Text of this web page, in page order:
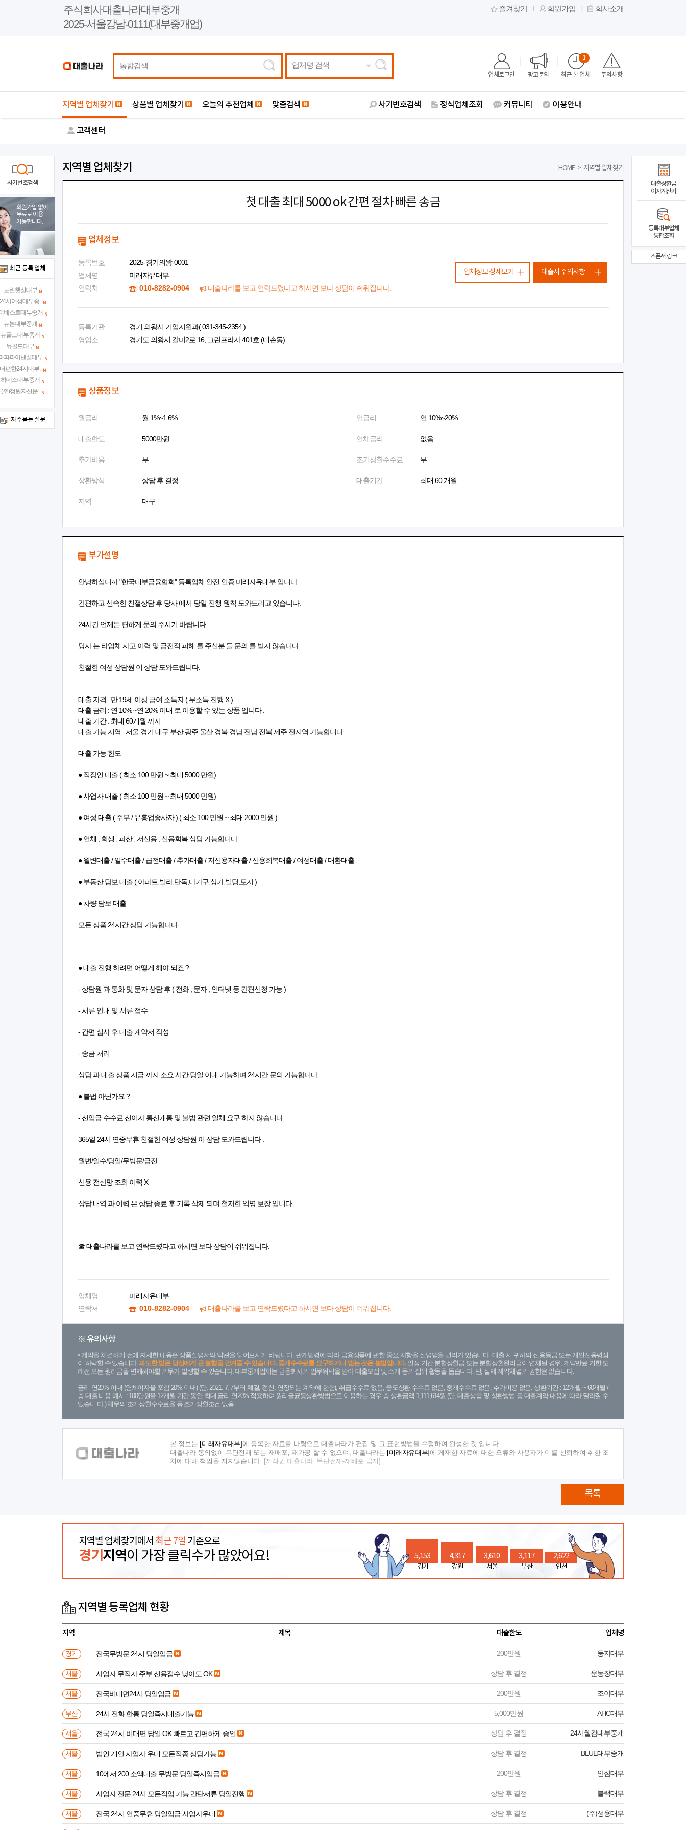
주식회사대출나라대부중개
2025-서울강남-0111(대부중개업)
즐겨찾기 회원가입 회사소개
업체명 검색
업체로그인 광고문의 최근 본 업체
1
주의사항
지역별 업체찾기 상품별 업체찾기 오늘의 추천업체 맞춤검색 사기번호검색 정식업체조회 커뮤니티 이용안내
고객센터
지역별 업체찾기 HOME > 지역별 업체찾기
첫 대출 최대 5000 ok 간편 절차 빠른 송금
업체정보
등록번호
2025-경기의왕-0001
업체명
미래자유대부
연락처
010-8282-0904 대출나라를 보고 연락드렸다고 하시면 보다 상담이 쉬워집니다.
등록기관
경기 의왕시 기업지원과( 031-345-2354 )
영업소
경기도 의왕시 갈미2로 16, 그린프라자 401호 (내손동)
업체정보 상세보기 대출시 주의사항
상품정보
월금리 월 1%~1.6% 연금리 연 10%~20%
대출한도 5000만원 연체금리 없음
추가비용 무 조기상환수수료 무
상환방식 상담 후 결정 대출기간 최대 60 개월
지역 대구
부가설명
안녕하십니까 "한국대부금융협회" 등록업체 안전 인증 미래자유대부 입니다.
간편하고 신속한 친절상담 후 당사 에서 당일 진행 원칙 도와드리고 있습니다.
24시간 언제든 편하게 문의 주시기 바랍니다.
당사 는 타업체 사고 이력 및 금전적 피해 를 주신분 들 문의 를 받지 않습니다.
친절한 여성 상담원 이 상담 도와드립니다.
대출 자격 : 만 19세 이상 급여 소득자 ( 무소득 진행 X )
대출 금리 : 연 10% ~연 20% 이내 로 이용할 수 있는 상품 입니다 .
대출 기간 : 최대 60개월 까지
대출 가능 지역 : 서울 경기 대구 부산 광주 울산 경북 경남 전남 전북 제주 전지역 가능합니다 .
대출 가능 한도
● 직장인 대출 ( 최소 100 만원 ~ 최대 5000 만원)
● 사업자 대출 ( 최소 100 만원 ~ 최대 5000 만원)
● 여성 대출 ( 주부 / 유흥업종사자 ) ( 최소 100 만원 ~ 최대 2000 만원 )
● 연체 , 회생 , 파산 , 저신용 , 신용회복 상담 가능합니다 .
● 월변대출 / 일수대출 / 급전대출 / 추가대출 / 저신용자대출 / 신용회복대출 / 여성대출 / 대환대출
● 부동산 담보 대출 ( 아파트,빌라,단독,다가구,상가,빌딩,토지 )
● 차량 담보 대출
모든 상품 24시간 상담 가능합니다
● 대출 진행 하려면 어떻게 해야 되죠 ?
- 상담원 과 통화 및 문자 상담 후 ( 전화 , 문자 , 인터넷 등 간편신청 가능 )
- 서류 안내 및 서류 접수
- 간편 심사 후 대출 계약서 작성
- 송금 처리
상담 과 대출 상품 지급 까지 소요 시간 당일 이내 가능하며 24시간 문의 가능합니다 .
● 불법 아닌가요 ?
- 선입금 수수료 선이자 통신개통 및 불법 관련 일체 요구 하지 않습니다 .
365일 24시 연중무휴 친절한 여성 상담원 이 상담 도와드립니다 .
월변/일수/당일/무방문/급전
신용 전산망 조회 이력 X
상담 내역 과 이력 은 상담 종료 후 기록 삭제 되며 철저한 익명 보장 입니다.
☎ 대출나라를 보고 연락드렸다고 하시면 보다 상담이 쉬워집니다.
업체명
미래자유대부
연락처
010-8282-0904 대출나라를 보고 연락드렸다고 하시면 보다 상담이 쉬워집니다.
※ 유의사항
계약을 체결하기 전에 자세한 내용은 상품설명서와 약관을 읽어보시기 바랍니다. 관계법령에 따라 금융상품에 관한 중요 사항을 설명받을 권리가 있습니다. 대출 시 귀하의 신용등급 또는 개인신용평점
이 하락할 수 있습니다.과도한 빚은 당신에게 큰 불행을 안겨줄 수 있습니다. 중개수수료를 요구하거나 받는 것은 불법입니다.일정 기간 분할상환금 또는 분할상환원리금이 연체될 경우, 계약만료 기한 도
래전 모든 원리금을 변제해야할 의무가 발생할 수 있습니다. 대부중개업체는 금융회사의 업무위탁을 받아 대출모집 및 소개 등의 섭외 활동을 돕습니다. 단, 실제 계약체결의 권한은 없습니다.
금리 연20% 이내 (연체이자율 포함 20% 이내) (단, 2021. 7. 7부터 체결, 갱신, 연장되는 계약에 한함), 취급수수료 없음, 중도상환 수수료 없음, 중개수수료 없음, 추가비용 없음. 상환기간 : 12개월 ~ 60개월 /
총 대출 비용 예시 : 100만원을 12개월 기간 동안 최대 금리 연20% 적용하여 원리금균등상환방법으로 이용하는 경우 총 상환금액 1,111,614원 (단, 대출상품 및 상환방법 등 대출계약 내용에 따라 달라질 수
있습니 다.) 채무의 조기상환수수료율 등 조기상환조건 없음.
본 정보는 [미래자유대부] 에 등록한 자료를 바탕으로 대출나라가 편집 및 그 표현방법을 수정하여 완성한 것 입니다.
대출나라 동의없이 무단전재 또는 재배포, 재가공 할 수 없으며, 대출나라는
[미래자유대부]에 게재한 자료에 대한 오류와 사용자가 이를 신뢰하여 취한 조
치에 대해 책임을 지지않습니다.
[저작권 대출나라. 무단전재-재배포 금지]
목록
지역별 업체찾기에서 최근 7일 기준으로
경기 지역이 가장 클릭수가 많았어요! 5,153
경기
4,317
강원
3,610
서울
3,117
부산
2,622
인천
지역별 등록업체 현황
지역 제목 대출한도 업체명
경기 전국무방문 24시 당일입금 200만원 둥지대부
서울 사업자 무직자 주부 신용점수 낮아도 OK 상담 후 결정 운동장대부
서울 전국비대면24시 당일입금 200만원 조이대부
부산 24시 전화 한통 당일즉시대출가능 5,000만원 AHC대부
서울 전국 24시 비대면 당일 OK 빠르고 간편하게 승인 상담 후 결정 24시웰컴대부중개
서울 법인 개인 사업자 우대 모든직종 상담가능 상담 후 결정 BLUE대부중개
서울 10에서 200 소액대출 무방문 당일즉시입금 200만원 안심대부
서울 사업자 전문 24시 모든직업 가능 간단서류 당일진행 상담 후 결정 블랙대부
서울 전국 24시 연중무휴 당일입금 사업자우대 상담 후 결정 (주)성용대부
사기번호검색
회원가입 없이
무료로 이용
가능합니다.
최근 등록 업체
노란햇살대부
시여성대부중..
베스트대부중개
뉴본대부중개
뉴골드대부중개
뉴골드대부
파파이낸셜대부
편한24시대부..
하데스대부중개
(주)정원자산운..
자주묻는 질문
대출상환금
이자계산기
등록대부업체
통합조회
스폰서 링크